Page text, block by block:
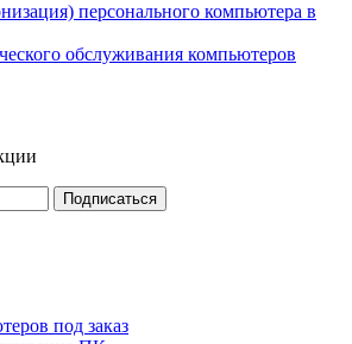
персонального компьютера в
обслуживания компьютеров
Подписаться
под заказ